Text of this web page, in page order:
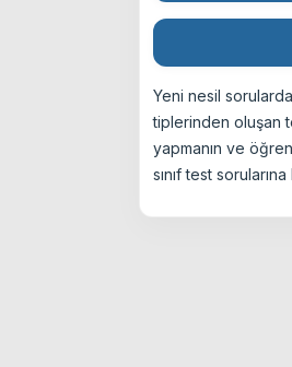
Yeni nesil
tiplerinden oluşan
yapmanın ve
sınıf test